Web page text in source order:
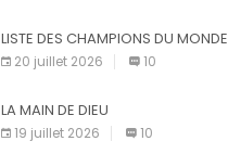
LISTE DES CHAMPIONS DU MONDE
20 juillet 2026 10
LA MAIN DE DIEU
19 juillet 2026 10